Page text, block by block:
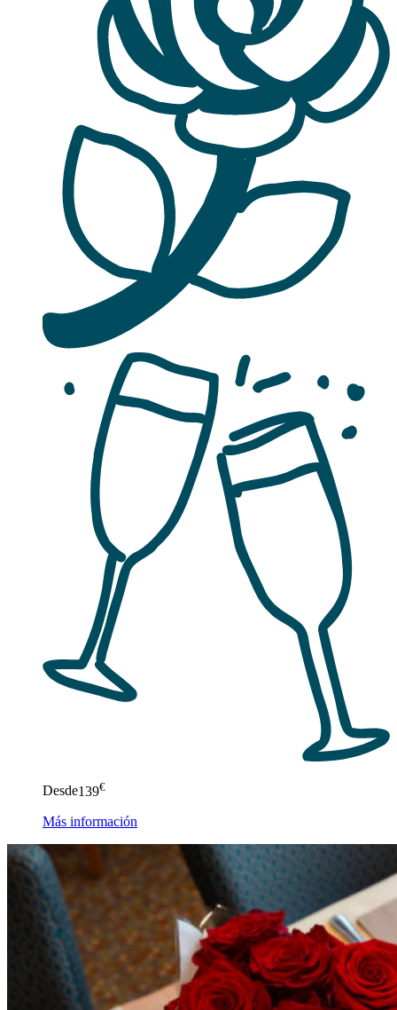
Desde139€
Más información